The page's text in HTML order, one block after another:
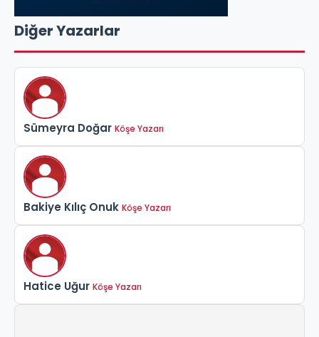
Diğer Yazarlar
Sümeyra Doğar Köşe Yazarı
Bakiye Kılıç Onuk Köşe Yazarı
Hatice Uğur Köşe Yazarı